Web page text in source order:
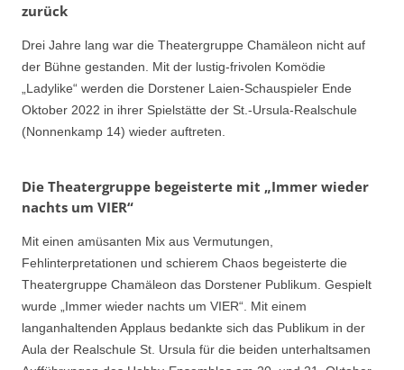
zurück
Drei Jahre lang war die Theatergruppe Chamäleon nicht auf
der Bühne gestanden. Mit der lustig-frivolen Komödie
„Ladylike“ werden die Dorstener Laien-Schauspieler Ende
Oktober 2022 in ihrer Spielstätte der St.-Ursula-Realschule
(Nonnenkamp 14) wieder auftreten.
Die Theatergruppe begeisterte mit „Immer wieder
nachts um VIER“
Mit einen amüsanten Mix aus Vermutungen,
Fehlinterpretationen und schierem Chaos begeisterte die
Theatergruppe Chamäleon das Dorstener Publikum. Gespielt
wurde „Immer wieder nachts um VIER“. Mit einem
langanhaltenden Applaus bedankte sich das Publikum in der
Aula der Realschule St. Ursula für die beiden unterhaltsamen